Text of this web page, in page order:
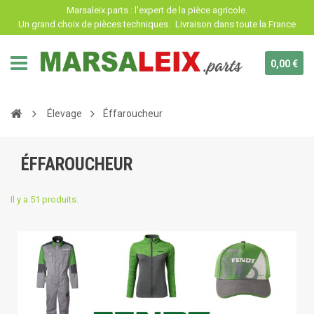
Marsaleix.parts : l'expert de la pièce agricole.
Un grand choix de pièces techniques. Livraison dans toute la France
0,00 €
Élevage Éffaroucheur
ÉFFAROUCHEUR
Il y a 51 produits.
Panneau de gestion des cookies